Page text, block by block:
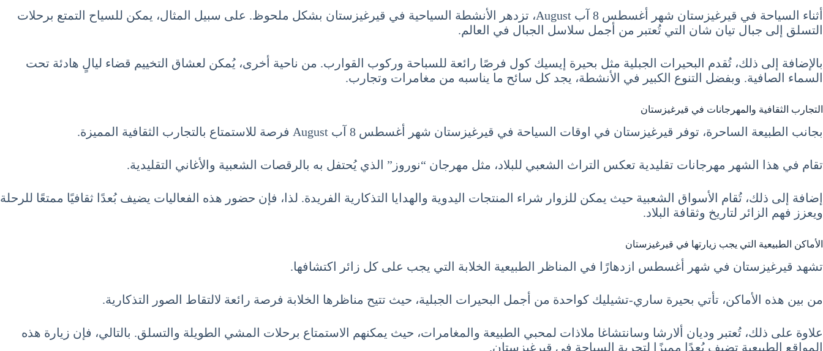
أثناء السياحة في قيرغيزستان شهر أغسطس 8 آب August، تزدهر الأنشطة السياحية في قيرغيزستان بشكل ملحوظ. على سبيل المثال، يمكن للسياح التمتع برحلات
التسلق إلى جبال تيان شان التي تُعتبر من أجمل سلاسل الجبال في العالم.
بالإضافة إلى ذلك، تُقدم البحيرات الجبلية مثل بحيرة إيسيك كول فرصًا رائعة للسباحة وركوب القوارب. من ناحية أخرى، يُمكن لعشاق التخييم قضاء ليالٍ هادئة تحت
السماء الصافية. وبفضل التنوع الكبير في الأنشطة، يجد كل سائح ما يناسبه من مغامرات وتجارب.
التجارب الثقافية والمهرجانات في قيرغيزستان
بجانب الطبيعة الساحرة، توفر قيرغيزستان في اوقات السياحة في قيرغيزستان شهر أغسطس 8 آب August فرصة للاستمتاع بالتجارب الثقافية المميزة.
تقام في هذا الشهر مهرجانات تقليدية تعكس التراث الشعبي للبلاد، مثل مهرجان “نوروز” الذي يُحتفل به بالرقصات الشعبية والأغاني التقليدية.
إضافة إلى ذلك، تُقام الأسواق الشعبية حيث يمكن للزوار شراء المنتجات اليدوية والهدايا التذكارية الفريدة. لذا، فإن حضور هذه الفعاليات يضيف بُعدًا ثقافيًا ممتعًا للرحلة
ويعزز فهم الزائر لتاريخ وثقافة البلاد.
الأماكن الطبيعية التي يجب زيارتها في قيرغيزستان
تشهد قيرغيزستان في شهر أغسطس ازدهارًا في المناظر الطبيعية الخلابة التي يجب على كل زائر اكتشافها.
من بين هذه الأماكن، تأتي بحيرة ساري-تشيليك كواحدة من أجمل البحيرات الجبلية، حيث تتيح مناظرها الخلابة فرصة رائعة لالتقاط الصور التذكارية.
علاوة على ذلك، تُعتبر وديان ألارشا وسانتشاغا ملاذات لمحبي الطبيعة والمغامرات، حيث يمكنهم الاستمتاع برحلات المشي الطويلة والتسلق. بالتالي، فإن زيارة هذه
المواقع الطبيعية تضيف بُعدًا مميزًا لتجربة السياحة في قيرغيزستان.